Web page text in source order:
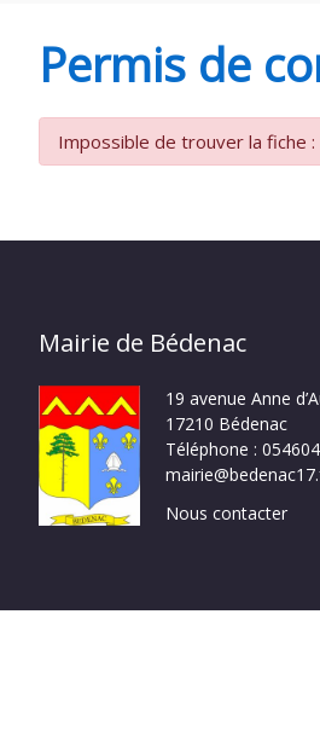
(PAS
DE
Permis de
Impossible de trouver la fiche :
Mairie de Bédenac
19 avenue Anne
17210 Bédenac
Téléphone :
Nous contacter